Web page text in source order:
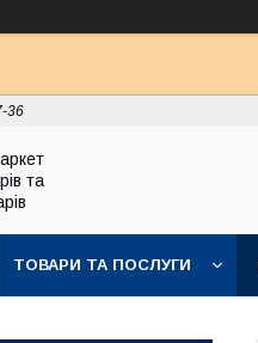
36
та
ТОВАРИ ТА ПОСЛУГИ